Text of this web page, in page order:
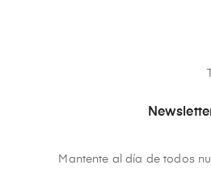
Mantente al día de todos